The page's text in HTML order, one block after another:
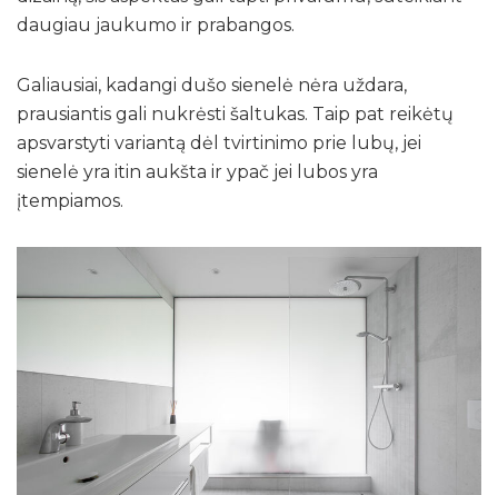
daugiau jaukumo ir prabangos.
Galiausiai, kadangi dušo sienelė nėra uždara,
prausiantis gali nukrėsti šaltukas. Taip pat reikėtų
apsvarstyti variantą dėl tvirtinimo prie lubų, jei
sienelė yra itin aukšta ir ypač jei lubos yra
įtempiamos.